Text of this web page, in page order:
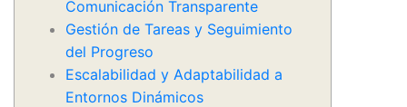
Comunicación Transparente
Gestión de Tareas y Seguimiento
del Progreso
Escalabilidad y Adaptabilidad a
Entornos Dinámicos